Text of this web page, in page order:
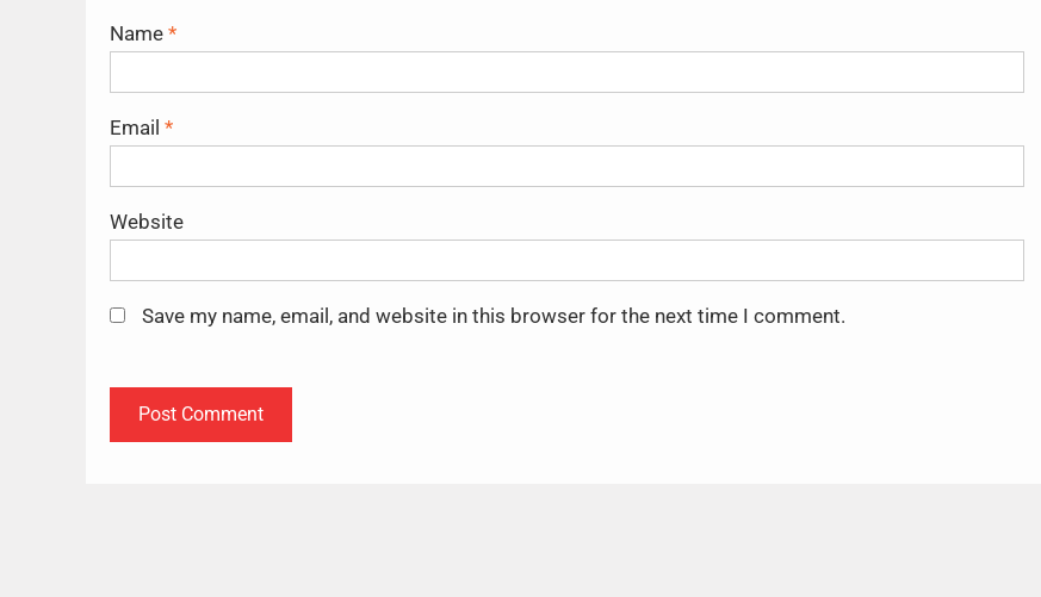
Name *
Email *
Website
Save my name, email, and website in this browser for the next time I comment.